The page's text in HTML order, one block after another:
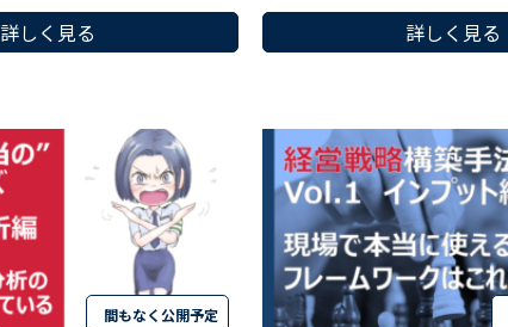
詳しく見る 詳しく見る
間もなく公開予定